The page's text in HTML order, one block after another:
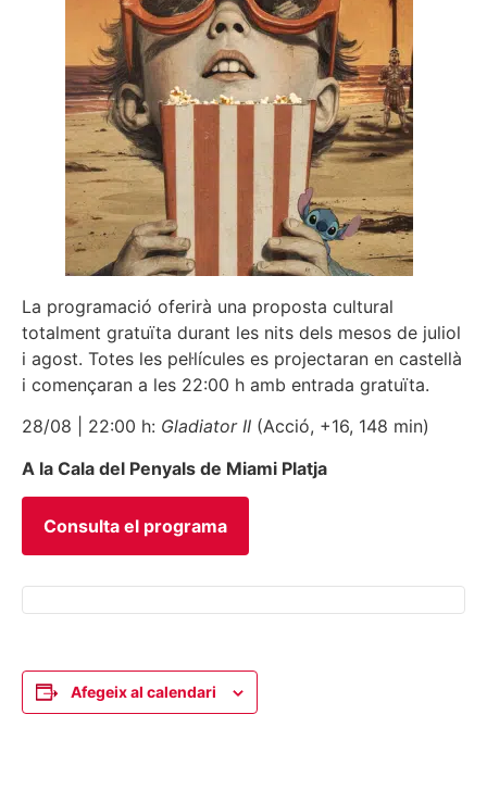
La programació oferirà una proposta cultural
totalment gratuïta durant les nits dels mesos de juliol
i agost. Totes les pel·lícules es projectaran en castellà
i començaran a les 22:00 h amb entrada gratuïta.
28/08 | 22:00 h: Gladiator II (Acció, +16, 148 min)
A la Cala del Penyals de Miami Platja
Consulta el programa
Afegeix al calendari